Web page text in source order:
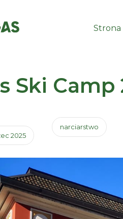
Strona
Ski Camp
2025
narciarstwo